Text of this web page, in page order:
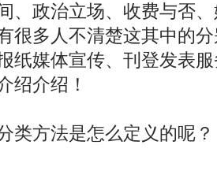
、政治立场、收费与否
很多人不清楚这其中的
纸媒体宣传、刊登发表
绍介绍！
方法是怎么定义的呢？